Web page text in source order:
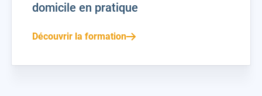
domicile en pratique
Découvrir la formation